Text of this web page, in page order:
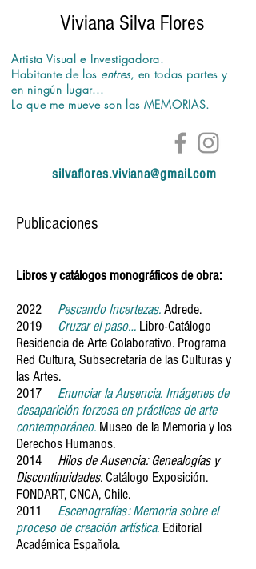
Viviana Silva Flores
Artista Visual e Investigadora.
Habitante de los entres, en todas partes y
en ningún lugar...
Lo que me mueve son las MEMORIAS.
silvaflores.viviana@gmail.com
Publicaciones
Libros y catálogos monográficosde obra:
2022 Pescando Incertezas.Adrede.
2019 Cruzar el paso… Libro-Catálogo
Residencia de Arte Colaborativo. Programa
Red Cultura, Subsecretaría de las Culturas y
las Artes.
2017 Enunciar la Ausencia. Imágenes de
desaparición forzosa en prácticas de arte
contemporáneo. Museo de la Memoria y los
Derechos Humanos.
2014 Hilos de Ausencia: Genealogías y
Discontinuidades.Catálogo Exposición.
FONDART, CNCA, Chile.
2011 Escenografías: Memoria sobre el
proceso de creación artística. Editorial
Académica Española.